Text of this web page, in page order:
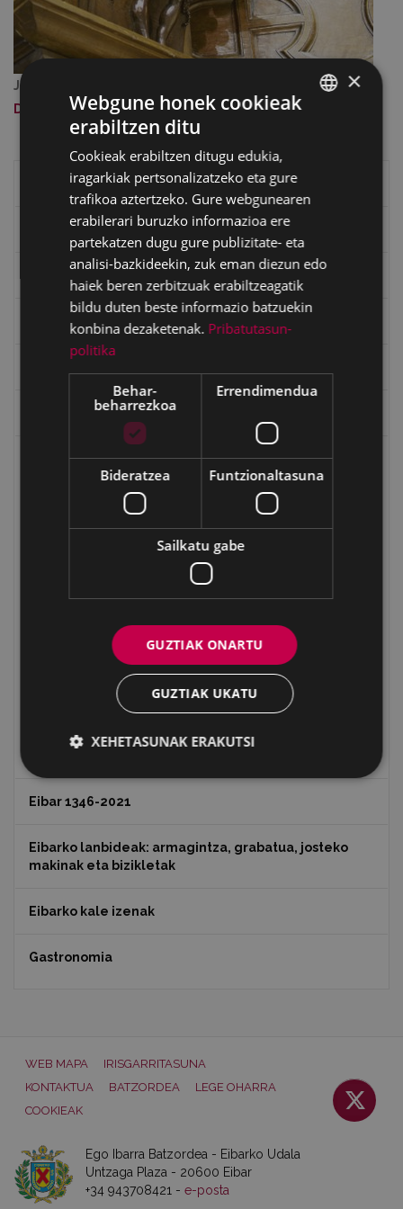
Jatorrizko tamainako irudia:
Deskargatu
Eibarko historia
Baserriak eta auzoak
Ibilbideak
Eibarko Eraikinak 360º
Eibarko eraikuntza eta monumentu nagusiak
San Andres parrokia
Eibarko ermitak
Coliseo Antzokia
Eibarko tren geltokia
Urkiko gurutzea
Udaletxea
Eibar 1346-2021
Eibarko lanbideak: armagintza, grabatua, josteko
makinak eta bizikletak
Eibarko kale izenak
Gastronomia
WEB MAPA
IRISGARRITASUNA
KONTAKTUA
BATZORDEA
LEGE OHARRA
COOKIEAK
Ego Ibarra Batzordea - Eibarko Udala
Untzaga Plaza - 20600 Eibar
+34 943708421 - e-posta
×
Webgune honek cookieak
erabiltzen ditu
Cookieak erabiltzen ditugu edukia,
iragarkiak pertsonalizatzeko eta gure
trafikoa aztertzeko. Gure webgunearen
erabilerari buruzko informazioa ere
partekatzen dugu gure publizitate- eta
analisi-bazkideekin, zuk eman diezun edo
haiek beren zerbitzuak erabiltzeagatik
bildu duten beste informazio batzuekin
konbina dezaketenak. Pribatutasun-
politika
Behar-
beharrezkoa
Errendimendua
Bideratzea Funtzionaltasuna
Sailkatu gabe
GUZTIAK ONARTU
GUZTIAK UKATU
XEHETASUNAK ERAKUTSI